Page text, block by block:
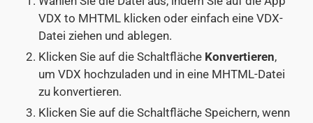
VDX to MHTML klicken oder einfach eine VDX-
Datei ziehen und ablegen.
Klicken Sie auf die Schaltfläche Konvertieren,
um VDX hochzuladen und in eine MHTML-Datei
zu konvertieren.
Klicken Sie auf die Schaltfläche Speichern, wenn